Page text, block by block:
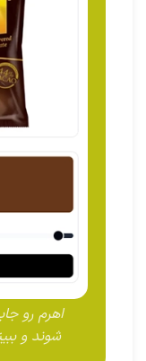
اهرم رو
شوند و